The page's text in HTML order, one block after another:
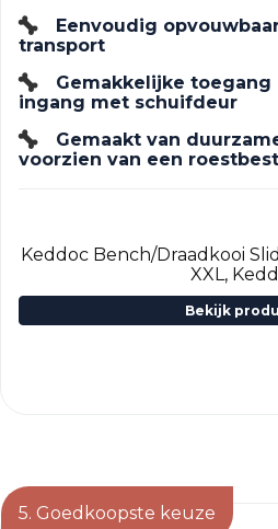
Eenvoudig
transport
Gemakkelijke
ingang met schuifdeur
Gemaakt van
voorzien van een
Keddoc Bench/Draadkooi
XXL,
Bekijk
5. Goedkoopste keuze